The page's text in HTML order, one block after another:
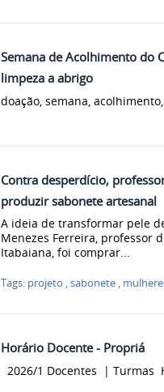
Semana de Acolhimento do
limpeza a abrigo
doação, semana,
Contra desperdício,
produzir sabonete artesanal
A ideia de transformar pele
Menezes Ferreira, professor
Itabaiana, foi comprar...
Tags: projeto ,sabonete,
Horário Docente - Propriá
2026/1 Docentes | Turmas